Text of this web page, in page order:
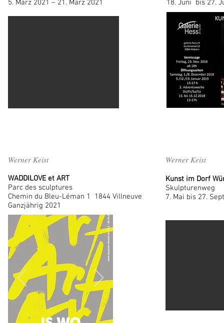
5. März 2021 – 21. März 2021
18. Juni bis 27.
Werner Keist
WADDILOVE et ART
Parc des sculptures
Chemin du Bleu-Léman 1 1844 Villneuve
Ganzjährig 2021
Werner Keist
Kunst im Dorf
Skulpturenweg
7. Mai bis 27.